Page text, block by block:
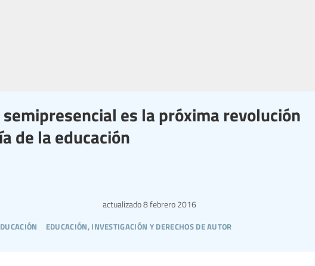
es la próxima revolución
de la educación
educación, investigación y derechos de autor
actualizado8 febrero 2016